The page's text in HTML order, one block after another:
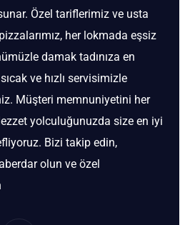
Özel tariflerimiz ve usta
her lokmada eşsiz
damak tadınıza en
ve hızlı servisimizle
Müşteri memnuniyetini her
yolculuğunuzda size en iyi
Bizi takip edin,
olun ve özel